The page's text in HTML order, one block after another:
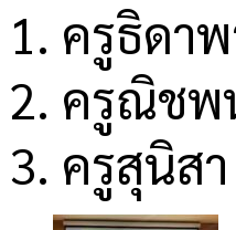
1. ครูธิดา
2. ครูณิชพ
3. ครูสุนิส